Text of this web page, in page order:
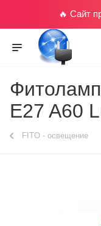
🔥 Сайт
E27 A60
FITO - освещение